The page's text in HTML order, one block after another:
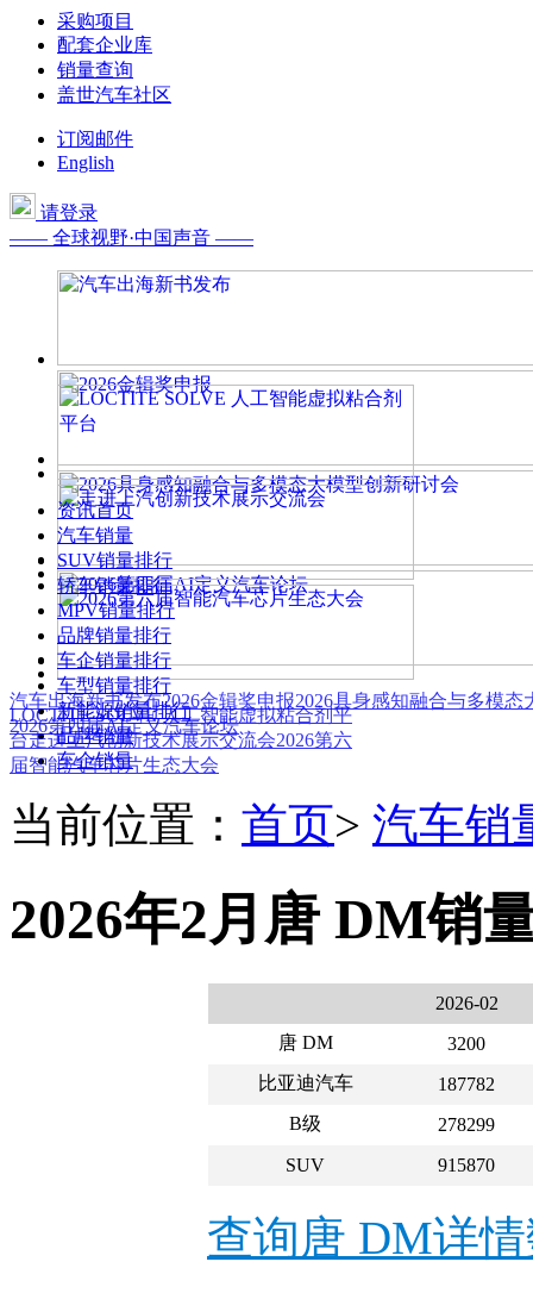
采购项目
配套企业库
销量查询
盖世汽车社区
订阅邮件
English
请登录
—— 全球视野·中国声音 ——
汽车出海新书发布2026金辑奖申报2026具身感知融合与多模态
2026第四届AI定义汽车论坛
LOCTITE SOLVE 人工智能虚拟粘合剂平
台走进上汽创新技术展示交流会2026第六
届智能汽车芯片生态大会
资讯首页
汽车销量
SUV销量排行
轿车销量排行
MPV销量排行
品牌销量排行
车企销量排行
车型销量排行
新能源销量排行
品牌销量
车企销量
当前位置： 首页> 汽车销
2026年2月唐 DM销
2026-02
唐 DM
3200
比亚迪汽车
187782
B级
278299
SUV
915870
查询唐 DM详